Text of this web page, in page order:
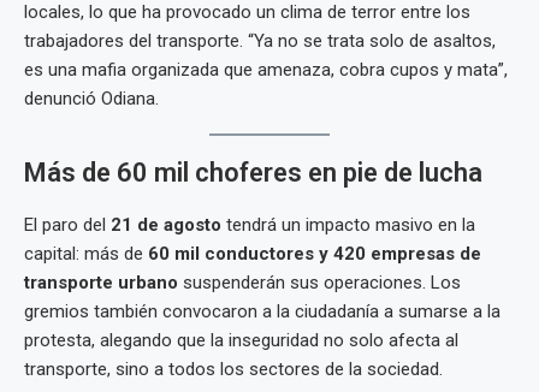
locales, lo que ha provocado un clima de terror entre los
trabajadores del transporte. “Ya no se trata solo de asaltos,
es una mafia organizada que amenaza, cobra cupos y mata”,
denunció Odiana.
Más de 60 mil choferes en pie de lucha
El paro del 21 de agosto tendrá un impacto masivo en la
capital: más de 60 mil conductores y 420 empresas de
transporte urbano suspenderán sus operaciones. Los
gremios también convocaron a la ciudadanía a sumarse a la
protesta, alegando que la inseguridad no solo afecta al
transporte, sino a todos los sectores de la sociedad.